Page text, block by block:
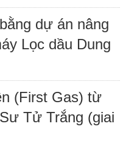
dự án nâng
Lọc dầu Dung
(First Gas) từ
Tử Trắng (giai